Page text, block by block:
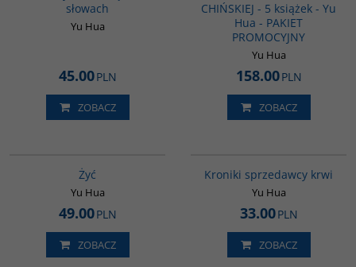
słowach
Yu Hua
45.00PLN
ZOBACZ
CHIŃSKIEJ - 5 książek - Yu
Hua - PAKIET
PROMOCYJNY
Yu Hua
158.00PLN
ZOBACZ
Żyć
Yu Hua
49.00PLN
ZOBACZ
Kroniki sprzedawcy krwi
Yu Hua
33.00PLN
ZOBACZ